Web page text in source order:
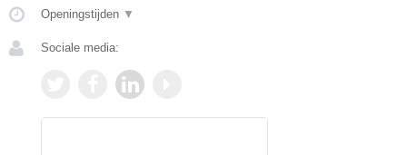
Openingstijden ▼
Sociale media: